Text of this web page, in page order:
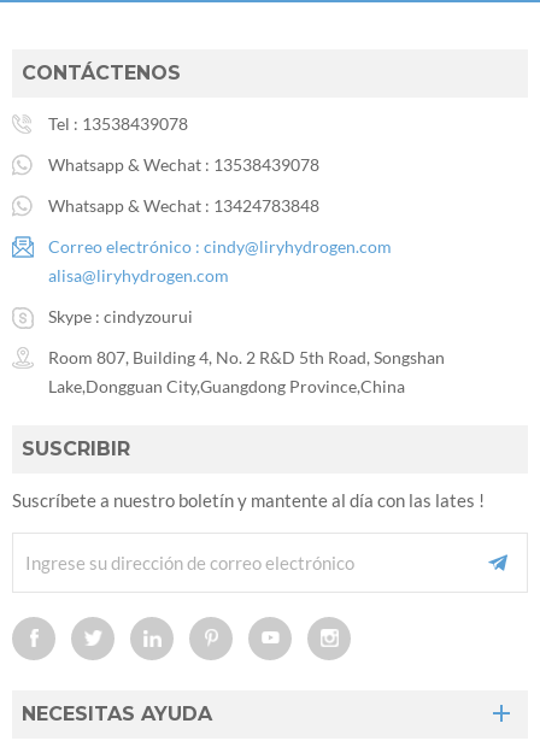
CONTÁCTENOS
Tel : 13538439078
Whatsapp & Wechat : 13538439078
Whatsapp & Wechat : 13424783848
Correo electrónico : cindy@liryhydrogen.com
alisa@liryhydrogen.com
Skype : cindyzourui
Room 807, Building 4, No. 2 R&D 5th Road, Songshan
Lake,Dongguan City,Guangdong Province,China
SUSCRIBIR
Suscríbete a nuestro boletín y mantente al día con las lates !
NECESITAS AYUDA